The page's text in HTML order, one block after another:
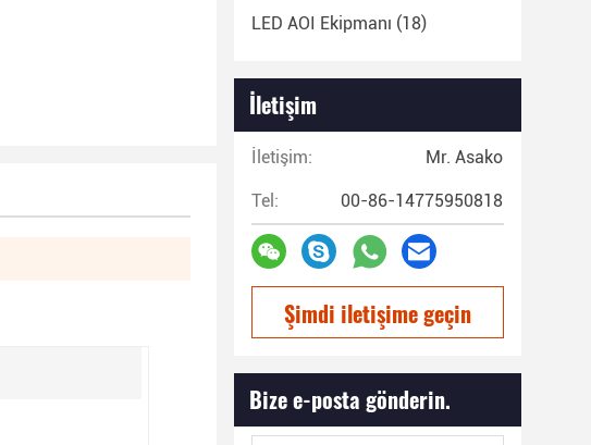
LED AOI Ekipmanı (18)
İletişim
İletişim: Mr. Asako
Tel: 00-86-14775950818
Şimdi iletişime geçin
Bize e-posta gönderin.